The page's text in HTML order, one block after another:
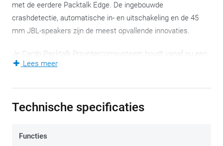
met de eerdere Packtalk Edge. De ingebouwde
crashdetectie, automatische in- en uitschakeling en de 45
mm JBL-speakers zijn de meest opvallende innovaties.
Je Cardo Packtalk Pro-intercomsysteem houdt vanaf nu een
discreet oogje in het zeil. Specifiek ontwikkeld voor
iets fout gaat. Een automatische noodmelding is in dat geval
interessant zijn.
Lees meer
Technische specificaties
Functies